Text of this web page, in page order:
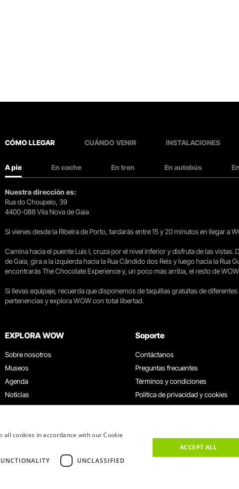
CÓMO LLEGAR CUÁNDO VENIR INSTALACIONES
A pie En coche En tren En autobús
Nuestra dirección es:
Rua do Choupelo, 39
4400-088 Vila Nova de Gaia
Si vienes desde la Ribeira de Porto, tardarás entre 15 y 20 minutos en llegar a
Camina hacia el puente Luís I, cruza por el nivel inferior y disfruta de las vistas.
de Gaia, gira a la izquierda hacia la Rua Cândido dos Reis y luego hacia la Rua
encontrarás The Chocolate Experience y, un poco más arriba, el resto de
Si llevas equipaje, recuerda que disponemos de taquillas gratuitas de
pertenencias y explora WOW con total libertad.
EXPLORA WOW
Sobre nosotros
Museos
Agenda
Noticias
Restaurantes
Grupos y eventos
Soporte
Contáctanos
Preguntas frecuentes
Términos y condiciones
Política de privacidad y cookies
Trabaja con nosotros
cookies in accordance with our Cookie
UNCLASSIFIED
ACCEPT ALL